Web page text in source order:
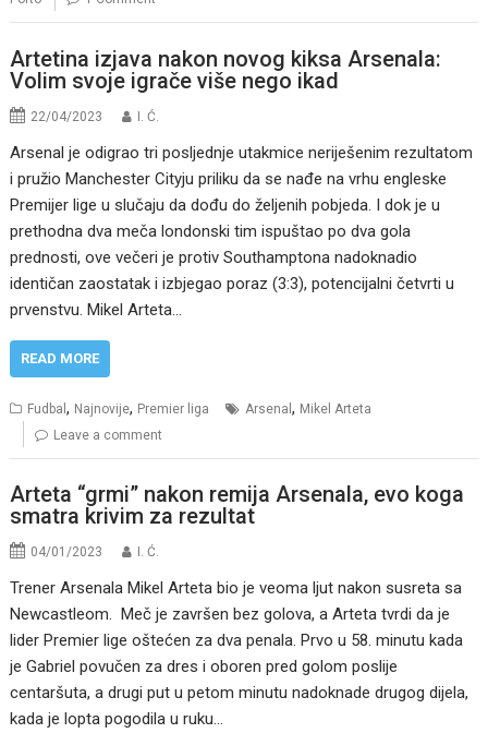
Artetina izjava nakon novog kiksa Arsenala:
Volim svoje igrače više nego ikad
22/04/2023 I. Ć.
Arsenal je odigrao tri posljednje utakmice neriješenim rezultatom
i pružio Manchester Cityju priliku da se nađe na vrhu engleske
Premijer lige u slučaju da dođu do željenih pobjeda. I dok je u
prethodna dva meča londonski tim ispuštao po dva gola
prednosti, ove večeri je protiv Southamptona nadoknadio
identičan zaostatak i izbjegao poraz (3:3), potencijalni četvrti u
prvenstvu. Mikel Arteta…
READ MORE
Fudbal, Najnovije, Premier liga Arsenal, Mikel Arteta
Leave a comment
Arteta “grmi” nakon remija Arsenala, evo koga
smatra krivim za rezultat
04/01/2023 I. Ć.
Trener Arsenala Mikel Arteta bio je veoma ljut nakon susreta sa
Newcastleom. Meč je završen bez golova, a Arteta tvrdi da je
lider Premier lige oštećen za dva penala. Prvo u 58. minutu kada
je Gabriel povučen za dres i oboren pred golom poslije
centaršuta, a drugi put u petom minutu nadoknade drugog dijela,
kada je lopta pogodila u ruku…